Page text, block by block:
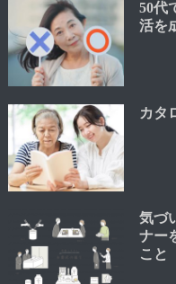
50代
活を
カタ
気づ
ナー
こと